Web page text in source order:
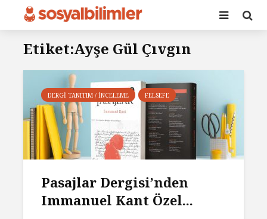
Etiket:Ayşe Gül Çıvgın
DERGI TANITIM / İNCELEME FELSEFE
Pasajlar Dergisi’nden
Immanuel Kant Özel...